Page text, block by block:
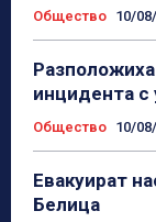
Общество 10/
инцидента с
Общество 10/
Евакуират
Белица